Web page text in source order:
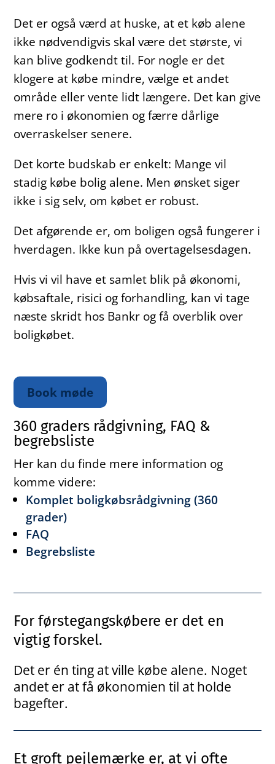
Det er også værd at huske, at et køb alene
ikke nødvendigvis skal være det største, vi
kan blive godkendt til. For nogle er det
klogere at købe mindre, vælge et andet
område eller vente lidt længere. Det kan give
mere ro i økonomien og færre dårlige
overraskelser senere.
Det korte budskab er enkelt: Mange vil
stadig købe bolig alene. Men ønsket siger
ikke i sig selv, om købet er robust.
Det afgørende er, om boligen også fungerer i
hverdagen. Ikke kun på overtagelsesdagen.
Hvis vi vil have et samlet blik på økonomi,
købsaftale, risici og forhandling, kan vi tage
næste skridt hos Bankr og få overblik over
boligkøbet.
Book møde
360 graders rådgivning, FAQ &
begrebsliste
Her kan du finde mere information og
komme videre:
Komplet boligkøbsrådgivning (360
grader)
FAQ
Begrebsliste
For førstegangskøbere er det en
vigtig forskel.
Det er én ting at ville købe alene. Noget
andet er at få økonomien til at holde
bagefter.
Et groft pejlemærke er, at vi ofte